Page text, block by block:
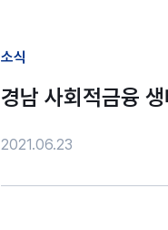
소식
경남 사회적금융
2021.06.23